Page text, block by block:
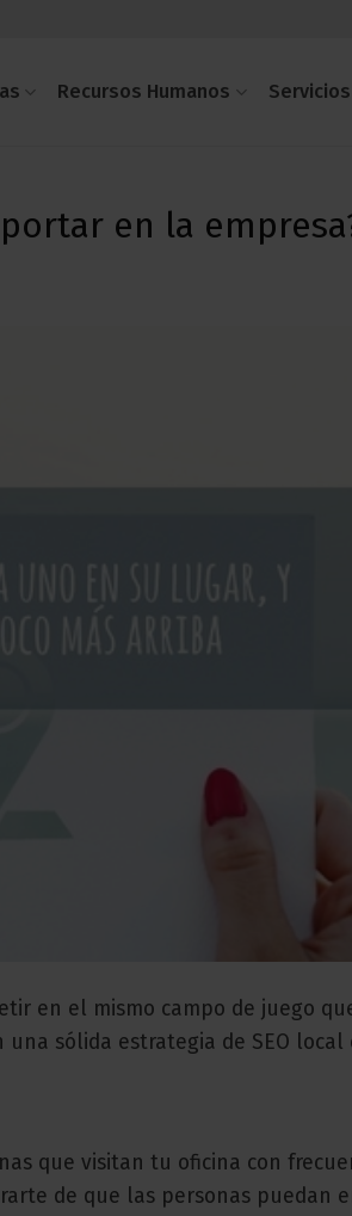
Recursos Humanos
en la
en el mismo campo de juego
sólida estrategia de SEO local
que visitan tu oficina con
de que las personas puedan